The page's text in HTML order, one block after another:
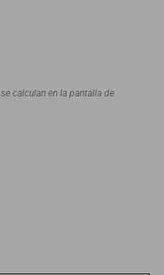
se calculan en la pantalla de